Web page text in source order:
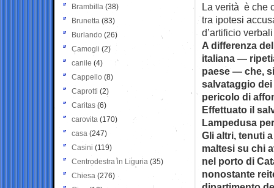
La verità è che
tra ipotesi
d’artificio
A differenza
italiana —
paese — che,
salvataggio dei
pericolo di
Effettuato il
Lampedusa
Gli altri, tenuti
maltesi su chi
nel porto di
nonostante
Brambilla (38)
Brunetta (83)
Burlando (26)
Camogli (2)
canile (4)
Cappello (8)
Caprotti (2)
Caritas (6)
carovita (170)
casa (247)
Casini (119)
Centrodestra in Liguria (35)
Chiesa (276)